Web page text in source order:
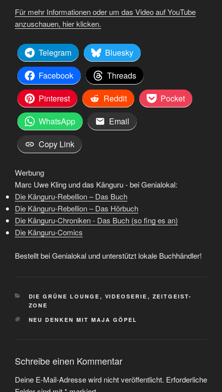
Für mehr Informationen oder um das Video auf YouTube
anzuschauen, hier klicken.
Telegram
Bluesky
Facebook
Threads
Pinterest
Reddit
Pocket
WhatsApp
Email
Copy Link
Werbung
Marc Uwe Kling und das Känguru - bei Genialokal:
Die Känguru-Rebellion – Das Buch
Die Känguru-Rebellion – Das Hörbuch
Die Känguru-Chroniken - Das Buch (so fing es an)
Die Känguru-Comics
Bestellt bei Genialokal und unterstützt lokale Buchhändler!
KATEGORIEN
DIE GRÜNE LOUNGE , VIDEOSERIE , ZEITGEIST-
ZONE
SCHLAGWÖRTER
NEU DENKEN MIT MAJA GÖPEL
Schreibe einen Kommentar
Deine E-Mail-Adresse wird nicht veröffentlicht. Erforderliche